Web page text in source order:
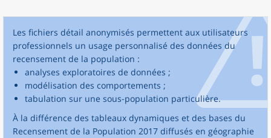
Les fichiers détail anonymisés permettent aux utilisateurs
professionnels un usage personnalisé des données du
recensement de la population :
analyses exploratoires de données ;
modélisation des comportements ;
tabulation sur une sous-population particulière.
À la différence des tableaux dynamiques et des bases du
Recensement de la Population 2017 diffusés en géographie